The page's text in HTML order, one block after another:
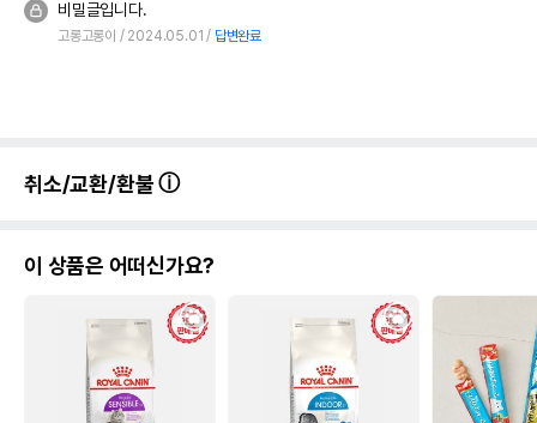
비밀글입니다.
고롱고롱이 2024.05.01 답변완료
취소/교환/환불
이 상품은 어떠신가요?